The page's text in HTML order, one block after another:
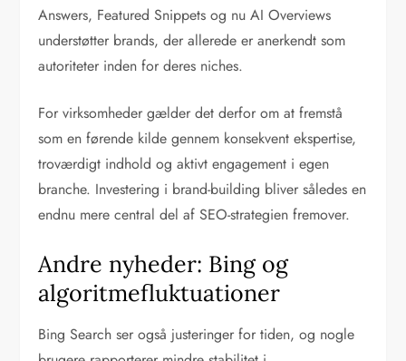
Answers, Featured Snippets og nu AI Overviews
understøtter brands, der allerede er anerkendt som
autoriteter inden for deres niches.
For virksomheder gælder det derfor om at fremstå
som en førende kilde gennem konsekvent ekspertise,
troværdigt indhold og aktivt engagement i egen
branche. Investering i brand-building bliver således en
endnu mere central del af SEO-strategien fremover.
Andre nyheder: Bing og
algoritmefluktuationer
Bing Search ser også justeringer for tiden, og nogle